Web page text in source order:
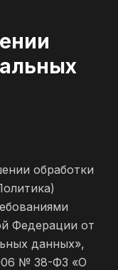
обработки
Федерации от
данных»,
№ 38-ФЗ «О